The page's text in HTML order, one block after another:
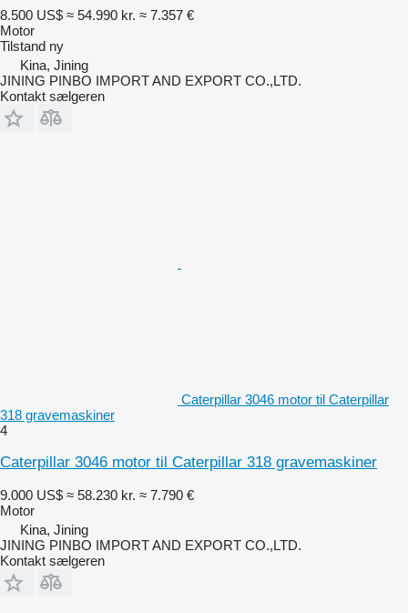
8.500 US$ ≈ 54.990 kr. ≈ 7.357 €
Motor
Tilstand ny
Kina, Jining
JINING PINBO IMPORT AND EXPORT CO.,LTD.
Kontakt sælgeren
Caterpillar 3046 motor til Caterpillar
318 gravemaskiner
4
Caterpillar 3046 motor til Caterpillar 318 gravemaskiner
9.000 US$ ≈ 58.230 kr. ≈ 7.790 €
Motor
Kina, Jining
JINING PINBO IMPORT AND EXPORT CO.,LTD.
Kontakt sælgeren